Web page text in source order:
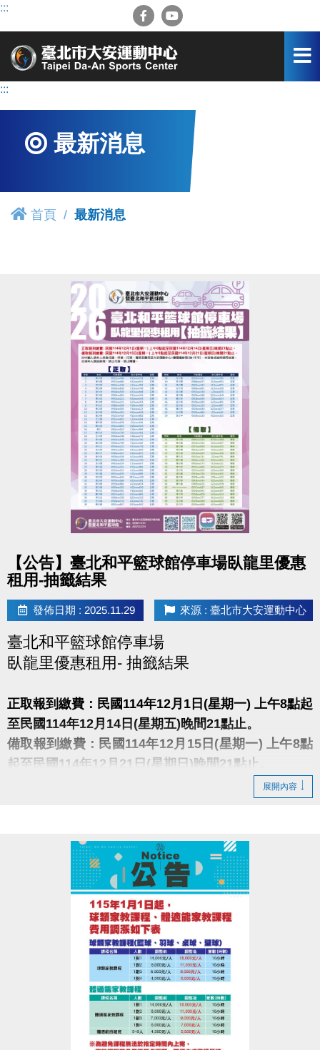
跳
容
:::
:::
最新消息
首頁 最新消息
【公告】臺北和平籃球館停車場臥龍里優惠
租用-抽籤結果
發佈日期 : 2025.11.29 來源 : 臺北市大安運動中心
臺北和平籃球館停車場
臥龍里優惠租用- 抽籤結果
正取報到繳費：民國114年12月1日(星期一) 上午8點起
至民國114年12月14日(星期五)晚間21點止。
備取報到繳費：民國114年12月15日(星期一) 上午8點
起至民國114年12月21日(星期日)晚間21點止。
※須本人親自辦理，禁止代辦、禁止轉讓。
展開內容